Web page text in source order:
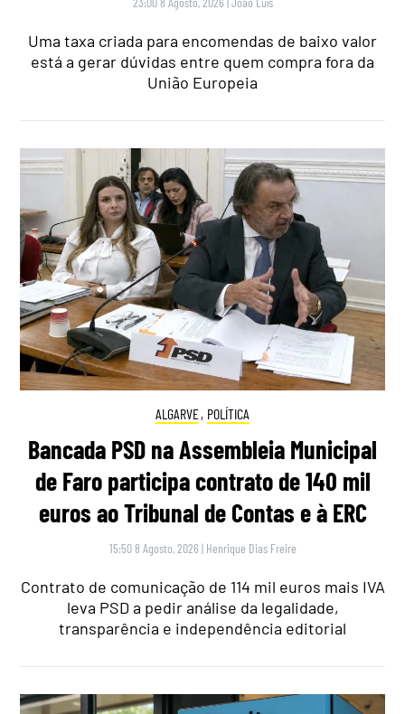
Uma taxa criada para encomendas de baixo valor
está a gerar dúvidas entre quem compra fora da
União Europeia
ALGARVE, POLÍTICA
Bancada PSD na Assembleia Municipal
de Faro participa contrato de 140 mil
euros ao Tribunal de Contas e à ERC
15:50 8 Agosto, 2026 | Henrique Dias Freire
Contrato de comunicação de 114 mil euros mais IVA
leva PSD a pedir análise da legalidade,
transparência e independência editorial